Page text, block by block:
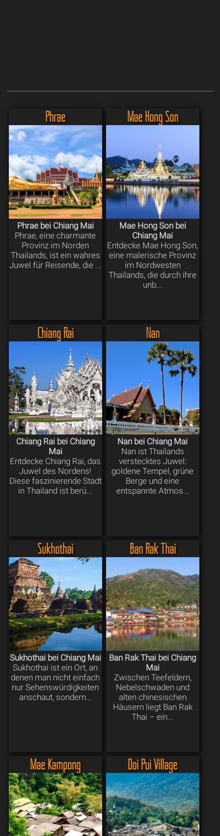
Phrae
Phrae bei Chiang Mai
Phrae, eine charmante
Provinz im Norden
Thailands, ist ein wahres
Juwel für Reisende, die ...
Mae Hong Son
Mae Hong Son bei
Chiang Mai
Entdecke Mae Hong Son,
eine malerische Provinz
im Nordwesten
Thailands, die durch ihre
unb...
Chiang Rai
Chiang Rai bei Chiang
Mai
Entdecke Chiang Rai, das
Juwel des Nordens!
Diese faszinierende Stadt
in Thailand ist berü...
Nan
Nan bei Chiang Mai
Nan ist Thailands
verstecktes Juwel:
goldene Tempel, grüne
Berge und eine
entspannte Atmos...
Sukhothai
Sukhothai bei Chiang Mai
Sukhothai ist ein Ort, an
denen man nicht einfach
nur Sehenswürdigkeiten
anschaut, sondern...
Ban Rak Thai
Ban Rak Thai bei Chiang
Mai
Zwischen Teefeldern,
Nebelschwaden und
alten chinesischen
Häusern liegt Ban Rak
Thai – ein...
Mae Kampong Doi Pui Village